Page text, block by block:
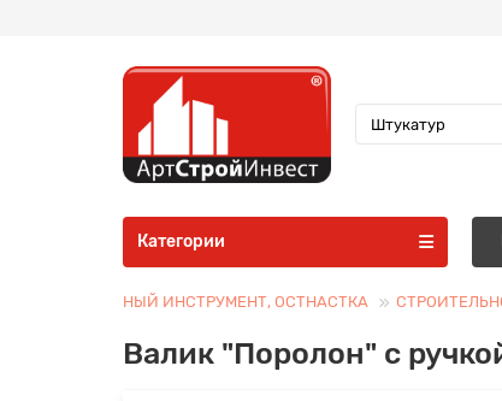
Категории
СТРОИТЕЛЬНЫЙ ИНСТРУМЕНТ, ОСТНАСТКА
Валик "Поролон" с